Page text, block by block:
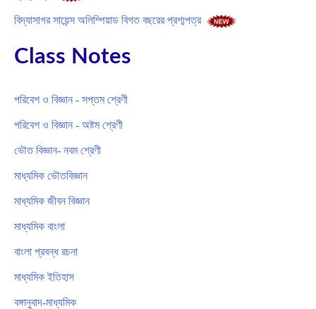
বিদ্যাসাগর সায়েন্স অলিম্পিয়াড বিগত বছরের প্রশ্মপত্র
Class Notes
পরিবেশ ও বিজ্ঞান - সপ্তম শ্রেণী
পরিবেশ ও বিজ্ঞান - অষ্টম শ্রেণী
ভৌত বিজ্ঞান- নবম শ্রেণী
মাধ্যমিক ভৌতবিজ্ঞান
মাধ্যমিক জীবন বিজ্ঞান
মাধ্যমিক বাংলা
বাংলা প্রবন্ধ রচনা
মাধ্যমিক ইতিহাস
বঙ্গানুবাদ-মাধ্যমিক